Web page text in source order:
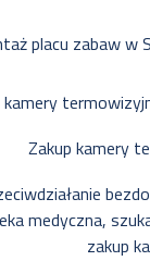
placu zabaw w
kamery
Zakup kamery
medyczna,
zakup